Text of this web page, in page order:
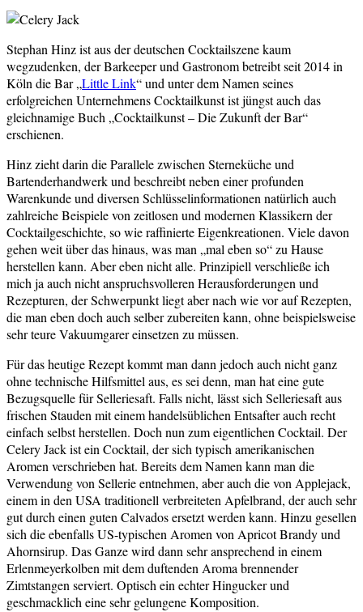
Stephan Hinz ist aus der deutschen Cocktailszene kaum
wegzudenken, der Barkeeper und Gastronom betreibt seit 2014 in
Köln die Bar „Little Link“ und unter dem Namen seines
erfolgreichen Unternehmens Cocktailkunst ist jüngst auch das
gleichnamige Buch „Cocktailkunst – Die Zukunft der Bar“
erschienen.
Hinz zieht darin die Parallele zwischen Sterneküche und
Bartenderhandwerk und beschreibt neben einer profunden
Warenkunde und diversen Schlüsselinformationen natürlich auch
zahlreiche Beispiele von zeitlosen und modernen Klassikern der
Cocktailgeschichte, so wie raffinierte Eigenkreationen. Viele davon
gehen weit über das hinaus, was man „mal eben so“ zu Hause
herstellen kann. Aber eben nicht alle. Prinzipiell verschließe ich
mich ja auch nicht anspruchsvolleren Herausforderungen und
Rezepturen, der Schwerpunkt liegt aber nach wie vor auf Rezepten,
die man eben doch auch selber zubereiten kann, ohne beispielsweise
sehr teure Vakuumgarer einsetzen zu müssen.
Für das heutige Rezept kommt man dann jedoch auch nicht ganz
ohne technische Hilfsmittel aus, es sei denn, man hat eine gute
Bezugsquelle für Selleriesaft. Falls nicht, lässt sich Selleriesaft aus
frischen Stauden mit einem handelsüblichen Entsafter auch recht
einfach selbst herstellen. Doch nun zum eigentlichen Cocktail. Der
Celery Jack ist ein Cocktail, der sich typisch amerikanischen
Aromen verschrieben hat. Bereits dem Namen kann man die
Verwendung von Sellerie entnehmen, aber auch die von Applejack,
einem in den USA traditionell verbreiteten Apfelbrand, der auch sehr
gut durch einen guten Calvados ersetzt werden kann. Hinzu gesellen
sich die ebenfalls US-typischen Aromen von Apricot Brandy und
Ahornsirup. Das Ganze wird dann sehr ansprechend in einem
Erlenmeyerkolben mit dem duftenden Aroma brennender
Zimtstangen serviert. Optisch ein echter Hingucker und
geschmacklich eine sehr gelungene Komposition.